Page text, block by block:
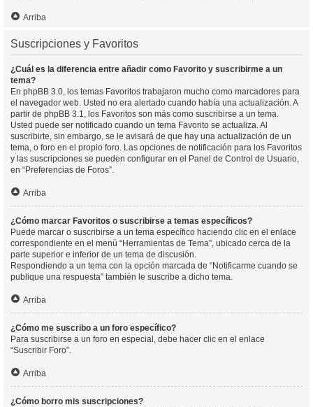
Arriba
Suscripciones y Favoritos
¿Cuál es la diferencia entre añadir como Favorito y suscribirme a un
tema?
En phpBB 3.0, los temas Favoritos trabajaron mucho como marcadores para
el navegador web. Usted no era alertado cuando había una actualización. A
partir de phpBB 3.1, los Favoritos son más como suscribirse a un tema.
Usted puede ser notificado cuando un tema Favorito se actualiza. Al
suscribirte, sin embargo, se le avisará de que hay una actualización de un
tema, o foro en el propio foro. Las opciones de notificación para los Favoritos
y las suscripciones se pueden configurar en el Panel de Control de Usuario,
en “Preferencias de Foros”.
Arriba
¿Cómo marcar Favoritos o suscribirse a temas específicos?
Puede marcar o suscribirse a un tema específico haciendo clic en el enlace
correspondiente en el menú “Herramientas de Tema”, ubicado cerca de la
parte superior e inferior de un tema de discusión.
Respondiendo a un tema con la opción marcada de “Notificarme cuando se
publique una respuesta” también le suscribe a dicho tema.
Arriba
¿Cómo me suscribo a un foro específico?
Para suscribirse a un foro en especial, debe hacer clic en el enlace
“Suscribir Foro”.
Arriba
¿Cómo borro mis suscripciones?